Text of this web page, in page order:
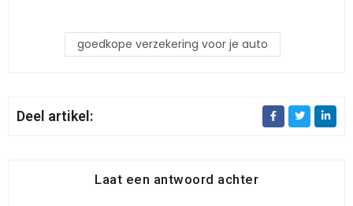
goedkope verzekering voor je auto
Deel artikel:
Laat een antwoord achter